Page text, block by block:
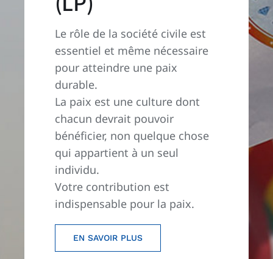
Le rôle de la société civile est
essentiel et même nécessaire
pour atteindre une paix
durable.
La paix est une culture dont
chacun devrait pouvoir
bénéficier, non quelque chose
qui appartient à un seul
individu.
Votre contribution est
indispensable pour la paix.
EN SAVOIR PLUS